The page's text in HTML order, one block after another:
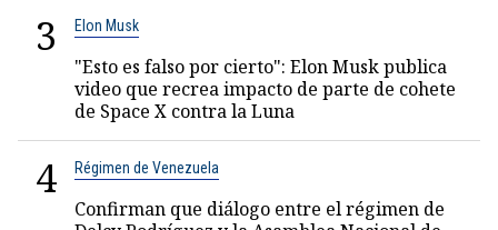
3 Elon Musk
"Esto es falso por cierto": Elon Musk publica
video que recrea impacto de parte de cohete
de Space X contra la Luna
4 Régimen de Venezuela
Confirman que diálogo entre el régimen de